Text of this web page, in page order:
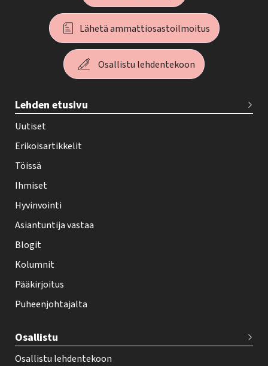
Lähetä ammattiosastoilmoitus
Osallistu lehdentekoon
e
h
y
-
e
h
t
i
f
o
t
r
Lehden etusivu
Uutiset
Erikoisartikkelit
Töissä
Ihmiset
Hyvinvointi
Asiantuntija vastaa
Blogit
Kolumnit
Pääkirjoitus
Puheenjohtajalta
Osallistu
Osallistu lehdentekoon